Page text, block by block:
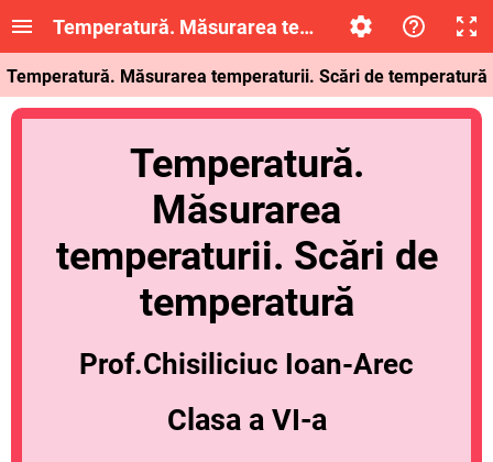
Temperatură. Măsurarea temperaturii. Scări de
Temperatură. Măsurarea temperaturii. Scări de temperatură
Temperatură.
Măsurarea
temperaturii. Scări de
temperatură
Prof.Chisiliciuc Ioan-Arec
Clasa a VI-a